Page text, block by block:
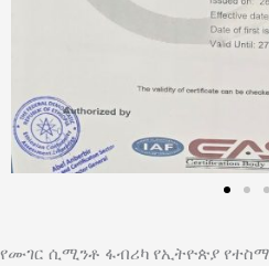
የሙገር ሲሚንቶ ፋብሪካ የኢትዮጵያ